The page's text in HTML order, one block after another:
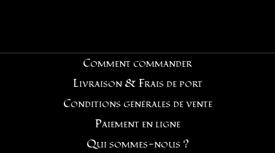
Comment commander
Livraison & Frais de port
Conditions générales de vente
Paiement en ligne
Qui sommes-nous ?